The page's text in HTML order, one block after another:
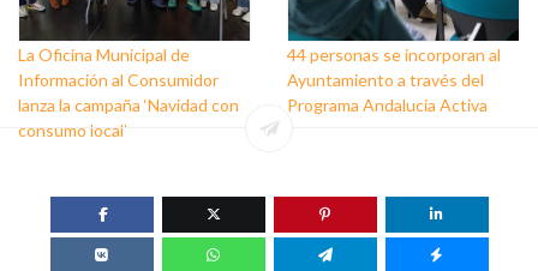
La Oficina Municipal de
Información al Consumidor
lanza la campaña ‘Navidad con
consumo local’
44 personas se incorporan al
Ayuntamiento a través del
Programa Andalucía Activa